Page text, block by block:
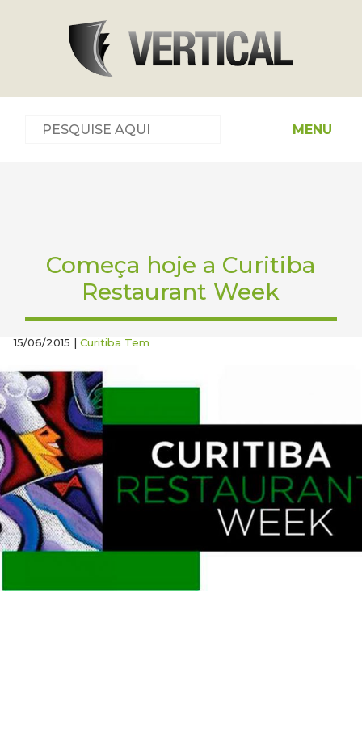
MENU
Começa hoje a Curitiba
Restaurant Week
15/06/2015 |Curitiba Tem